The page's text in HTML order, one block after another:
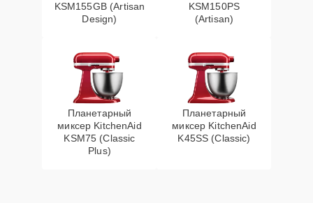
KSM155GB (Artisan
Design)
KSM150PS
(Artisan)
Планетарный
миксер KitchenAid
KSM75 (Classic
Plus)
Планетарный
миксер KitchenAid
K45SS (Classic)